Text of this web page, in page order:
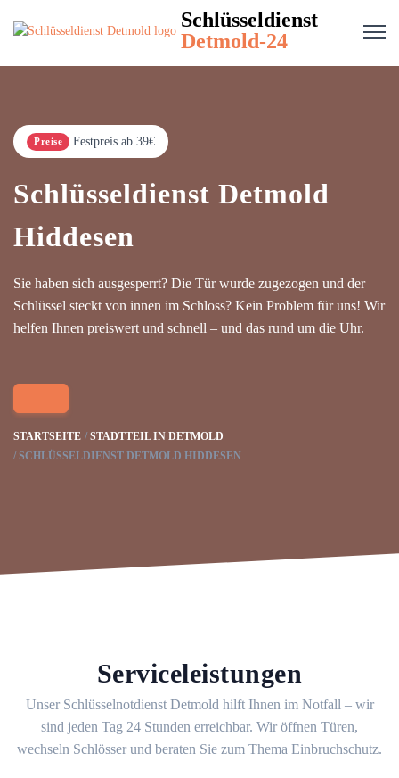
Schlüsseldienst
Detmold-24
Preise Festpreis ab 39€
Schlüsseldienst Detmold
Hiddesen
Sie haben sich ausgesperrt? Die Tür wurde zugezogen und der
Schlüssel steckt von innen im Schloss? Kein Problem für uns! Wir
helfen Ihnen preiswert und schnell – und das rund um die Uhr.
STARTSEITE
STADTTEIL IN DETMOLD
SCHLÜSSELDIENST DETMOLD HIDDESEN
Serviceleistungen
Unser Schlüsselnotdienst Detmold hilft Ihnen im Notfall – wir
sind jeden Tag 24 Stunden erreichbar. Wir öffnen Türen,
wechseln Schlösser und beraten Sie zum Thema Einbruchschutz.